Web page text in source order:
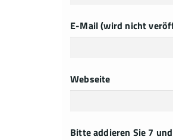
E-Mail (wird nicht
Webseite
Bitte addieren Sie 7